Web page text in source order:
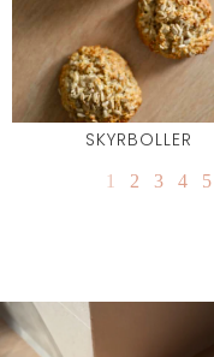
SKYRBOLLER
1 2 3 4 5